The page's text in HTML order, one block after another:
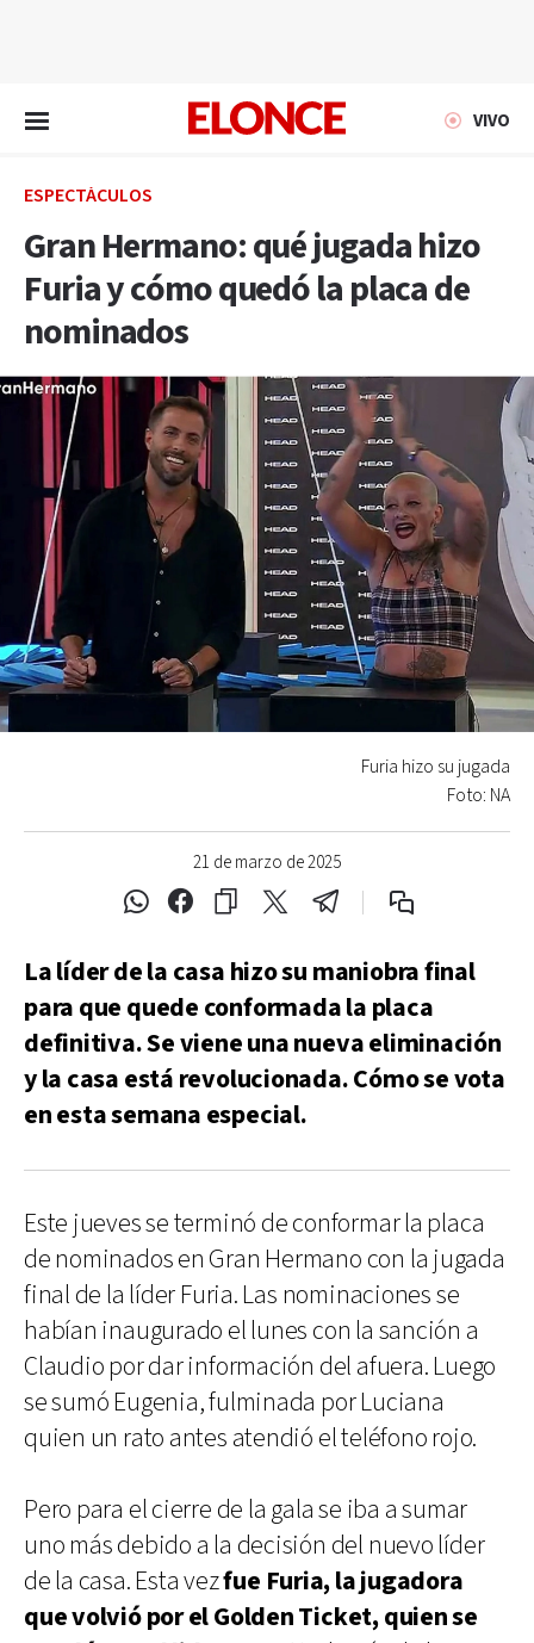
VIVO
ESPECTÁCULOS
Gran Hermano: qué jugada hizo
Furia y cómo quedó la placa de
nominados
21 de marzo de 2025
Furia hizo su jugada
Foto: NA
La líder de la casa hizo su maniobra final
para que quede conformada la placa
definitiva. Se viene una nueva eliminación
y la casa está revolucionada. Cómo se vota
en esta semana especial.
Este jueves se terminó de conformar la placa
de nominados en Gran Hermano con la jugada
final de la líder Furia. Las nominaciones se
habían inaugurado el lunes con la sanción a
Claudio por dar información del afuera. Luego
se sumó Eugenia, fulminada por Luciana
quien un rato antes atendió el teléfono rojo.
Pero para el cierre de la gala se iba a sumar
uno más debido a la decisión del nuevo líder
de la casa. Esta vezfue Furia, la jugadora
que volvió por el Golden Ticket, quien se